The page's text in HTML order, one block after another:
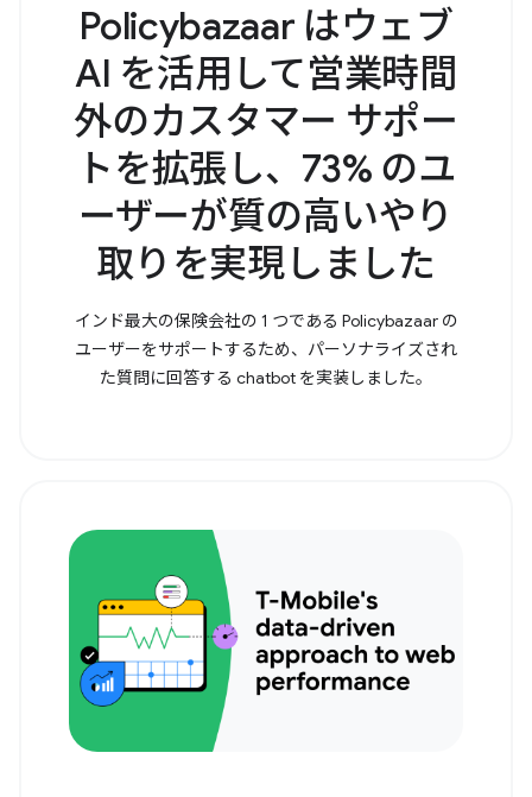
Policybazaar はウェブ
AI を活用して営業時間
外のカスタマー サポー
トを拡張し、73% のユ
ーザーが質の高いやり
取りを実現しました
インド最大の保険会社の 1 つである Policybazaar の
ユーザーをサポートするため、パーソナライズされ
た質問に回答する chatbot を実装しました。